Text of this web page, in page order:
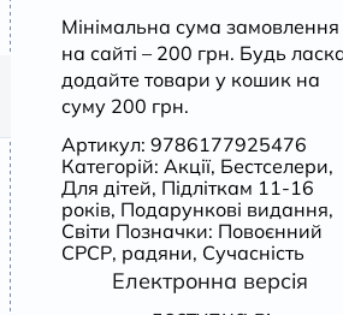
Мінімальна сума замовлення
на сайті – 200 грн. Будь
додайте товари у кошик на
суму 200 грн.
Артикул: 9786177925476
Категорій: Акції, Бестселери,
Для дітей, Підліткам 11-16
років, Подарункові видання,
Світи Позначки: Повоєнний
СРСР, радяни, Сучасність
Електронна версія